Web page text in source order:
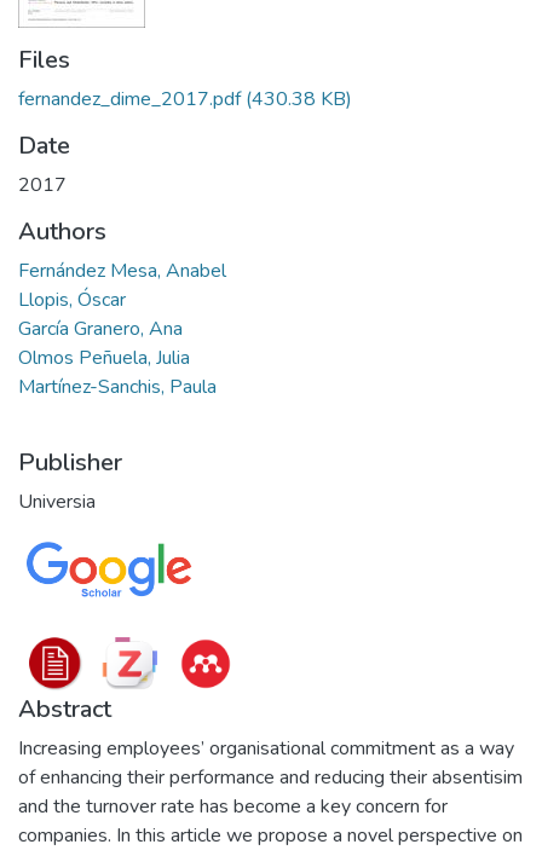
Policies
Files
fernandez_dime_2017.pdf(430.38 KB)
Date
2017
Authors
Fernández Mesa, Anabel
Llopis, Óscar
García Granero, Ana
Olmos Peñuela, Julia
Martínez-Sanchis, Paula
Publisher
Universia
Abstract
Increasing employees’ organisational commitment as a way
of enhancing their performance and reducing their absentisim
and the turnover rate has become a key concern for
companies. In this article we propose a novel perspective on